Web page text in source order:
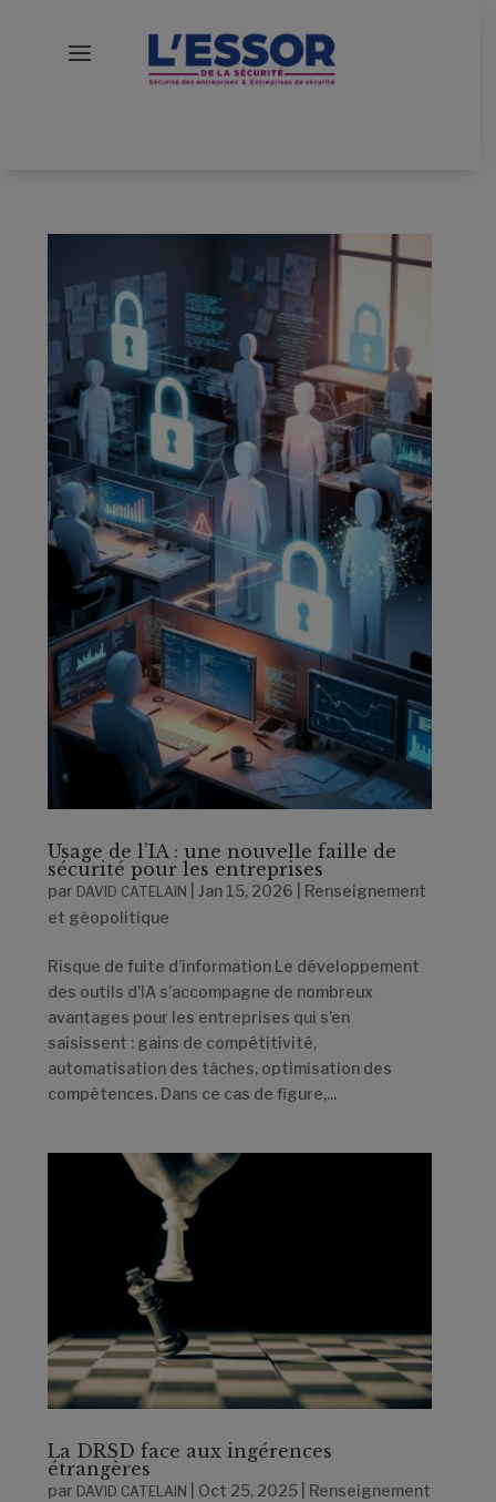
Usage de l’IA : une nouvelle faille de
sécurité pour les entreprises
par DAVID CATELAIN |Jan 15, 2026
Renseignement
et géopolitique
Risque de fuite d’information Le développement
des outils d’IA s’accompagne de nombreux
avantages pour les entreprises qui s’en
saisissent : gains de compétitivité,
automatisation des tâches, optimisation des
compétences. Dans ce cas de figure,...
La DRSD face aux ingérences
étrangères
par DAVID CATELAIN Oct 25, 2025
Renseignement